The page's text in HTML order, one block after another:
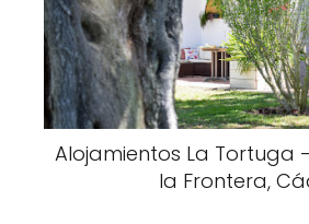
Alojamientos La Tortuga
la Frontera,